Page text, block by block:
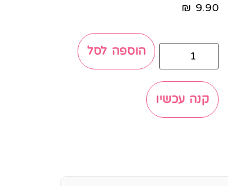
9.90
₪
הוספה לסל
קנה עכשיו